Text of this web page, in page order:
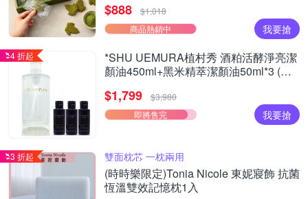
$888
$1,018
商品熱銷中
我要搶
4 折起
*SHU UEMURA植村秀 酒粕活酵淨亮潔
顏油450ml+黑米精萃潔顏油50ml*3 (正
$1,799
$3,980
即將售完
我要搶
3 折起 雙面枕芯 一枕兩用
(時時樂限定)Tonia Nicole 東妮寢飾 抗菌
恆溫雙效記憶枕1入